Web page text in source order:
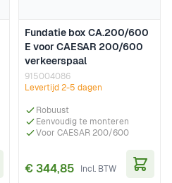
Fundatie box CA.200/600
E voor CAESAR 200/600
verkeerspaal
915004086
Levertijd 2-5 dagen
Robuust
Eenvoudig te monteren
Voor CAESAR 200/600
€ 344,85